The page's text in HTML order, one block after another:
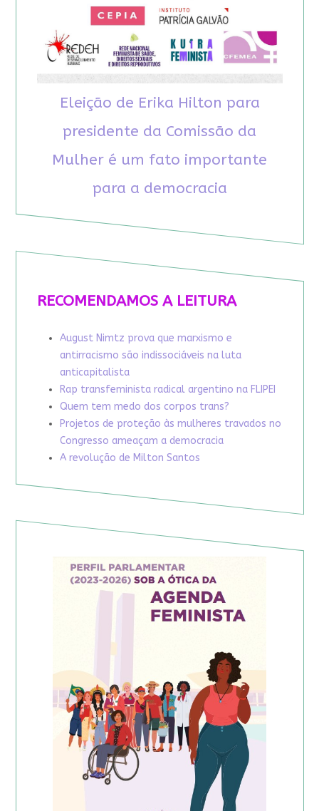
Eleição de Erika Hilton para
presidente da Comissão da
Mulher é um fato importante
para a democracia
RECOMENDAMOS A LEITURA
August Nimtz prova que marxismo e
antirracismo são indissociáveis na luta
anticapitalista
Rap transfeminista radical argentino na FLIPEI
Quem tem medo dos corpos trans?
Projetos de proteção às mulheres travados no
Congresso ameaçam a democracia
A revolução de Milton Santos